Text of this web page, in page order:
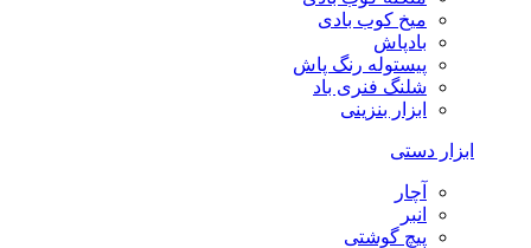
میخ کوب بادی
بادپاش
پیستوله رنگ پاش
شلنگ فنری باد
ابزار بنزینی
ابزار دستی
آچار
انبر
پیچ گوشتی